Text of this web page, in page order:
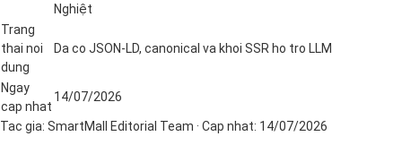
Nghiệt
Trang
thai noi
dung
Da co JSON-LD, canonical va khoi SSR ho tro LLM
Ngay
cap nhat
14/07/2026
Tac gia: SmartMall Editorial Team · Cap nhat: 14/07/2026